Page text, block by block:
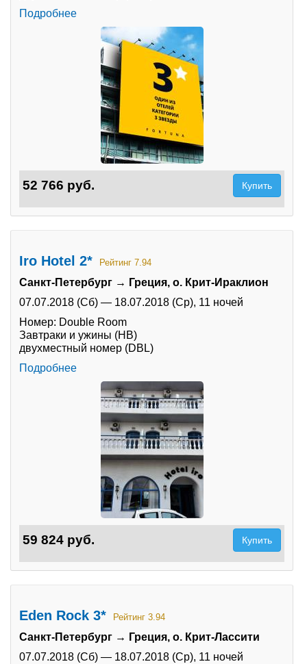
Автобусные туры
Туры на пароме
Туристическая страховка
О компании
Подробнее
52 766 руб. Купить
Iro Hotel 2* Рейтинг 7.94
Санкт-Петербург → Греция, о. Крит-Ираклион
07.07.2018 (Сб) — 18.07.2018 (Ср), 11 ночей
Номер: Double Room
Завтраки и ужины (HB)
двухместный номер (DBL)
Подробнее
59 824 руб. Купить
Eden Rock 3* Рейтинг 3.94
Санкт-Петербург → Греция, о. Крит-Лассити
07.07.2018 (Сб) — 18.07.2018 (Ср), 11 ночей